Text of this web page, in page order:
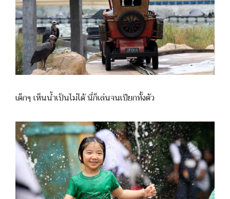
เด็กๆ เห็นน้ำเป็นไม่ได้ นี่ก็เล่นจนเปียกทั้งตัว